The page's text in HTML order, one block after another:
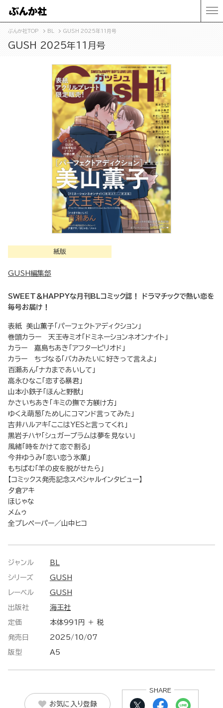
ぶんか社TOP BL GUSH 2025年11月号
GUSH 2025年11月号
紙版
GUSH編集部
SWEET＆HAPPYな月刊BLコミック誌！ ドラマチックで熱い恋を
毎号お届け！
表紙 美山薫子「パーフェクトアディクション」
巻頭カラー 天王寺ミオ「ドミネーションネオンナイト」
カラー 嘉島ちあき「アフターピリオド」
カラー ちづなる「バカみたいに好きって言えよ」
百瀬あん「ナカまであいして」
高永ひなこ「恋する暴君」
山本小鉄子「ほんと野獣」
かさいちあき「キミの撫で方躾け方」
ゆくえ萌葱「ためしにコマンド言ってみた」
吉井ハルアキ「ここはYESと言ってくれ」
黒岩チハヤ「シュガープラムは夢を見ない」
風緒「時をかけて恋で割る」
今井ゆうみ「恋い恋う氷菓」
もちぱむ「羊の皮を脱がせたら」
【コミックス発売記念スペシャルインタビュー】
夕倉アキ
ほじゃな
メムゥ
全プレペーパー／山中ヒコ
ジャンル BL
シリーズ GUSH
レーベル GUSH
出版社 海王社
定価 本体991円 ＋ 税
発売日 2025/10/07
版型 A5
お気に入り登録
SHARE